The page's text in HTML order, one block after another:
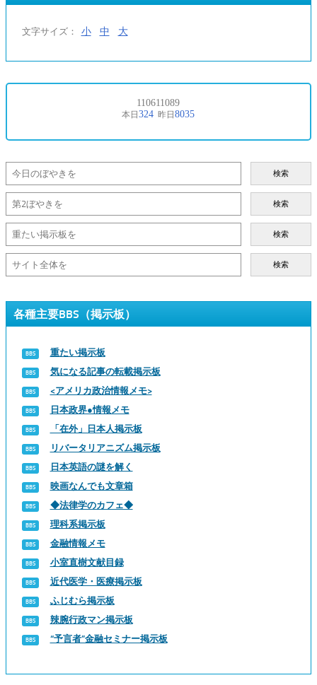
文字サイズ： 小 中 大
検索
検索
検索
検索
各種主要BBS（掲示板）
重たい掲示板
気になる記事の転載掲示板
<アメリカ政治情報メモ>
日本政界●情報メモ
「在外」日本人掲示板
リバータリアニズム掲示板
日本英語の謎を解く
映画なんでも文章箱
◆法律学のカフェ◆
理科系掲示板
金融情報メモ
小室直樹文献目録
近代医学・医療掲示板
ふじむら掲示板
辣腕行政マン掲示板
“予言者”金融セミナー掲示板